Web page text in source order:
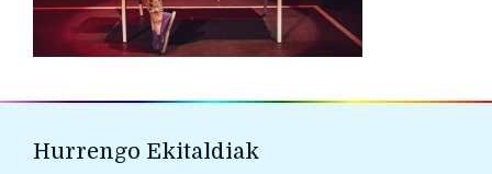
Hurrengo Ekitaldiak